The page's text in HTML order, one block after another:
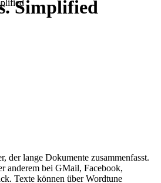
Simplified
der lange Dokumente zusammenfasst.
anderem bei GMail, Facebook,
Texte können über Wordtune